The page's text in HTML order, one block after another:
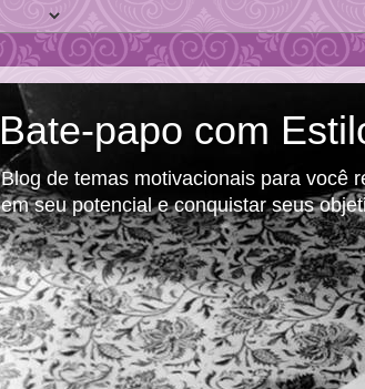
Bate-papo com
Blog de temas motivacionais para você
em seu potencial e conquistar seus